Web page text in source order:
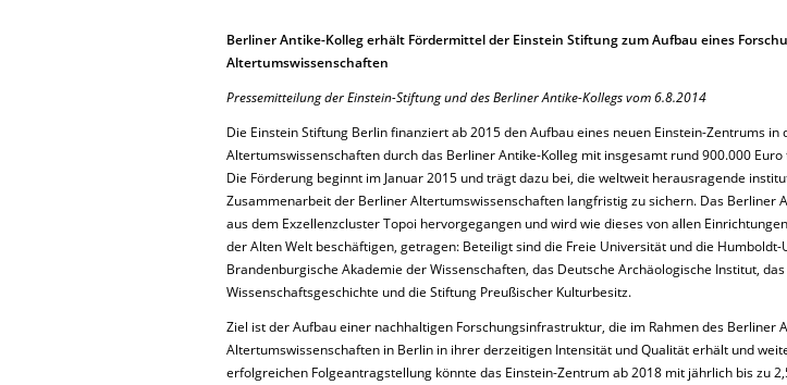
Berliner Antike-Kolleg erhält Fördermittel der Einstein Stiftung zum Aufbau eines
Altertumswissenschaften
Pressemitteilung der Einstein-Stiftung und des Berliner Antike-Kollegs vom 6.8.2014
Die Einstein Stiftung Berlin finanziert ab 2015 den Aufbau eines neuen Einstein-Zentrums in
Altertumswissenschaften durch das Berliner Antike-Kolleg mit insgesamt rund 900.000 Euro
Die Förderung beginnt im Januar 2015 und trägt dazu bei, die weltweit herausragende
Zusammenarbeit der Berliner Altertumswissenschaften langfristig zu sichern. Das Berliner
aus dem Exzellenzcluster Topoi hervorgegangen und wird wie dieses von allen
der Alten Welt beschäftigen, getragen: Beteiligt sind die Freie Universität und die
Brandenburgische Akademie der Wissenschaften, das Deutsche Archäologische Institut,
Wissenschaftsgeschichte und die Stiftung Preußischer Kulturbesitz.
Ziel ist der Aufbau einer nachhaltigen Forschungsinfrastruktur, die im Rahmen des Berliner
Altertumswissenschaften in Berlin in ihrer derzeitigen Intensität und Qualität erhält und
erfolgreichen Folgeantragstellung könnte das Einstein-Zentrum ab 2018 mit jährlich bis zu